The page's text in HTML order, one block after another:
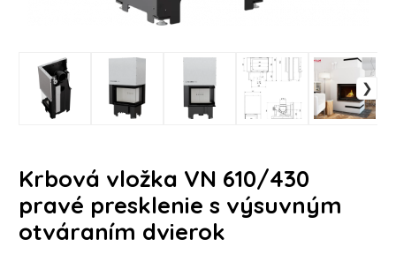
Krbová vložka VN 610/430
pravé presklenie s výsuvným
otváraním dvierok